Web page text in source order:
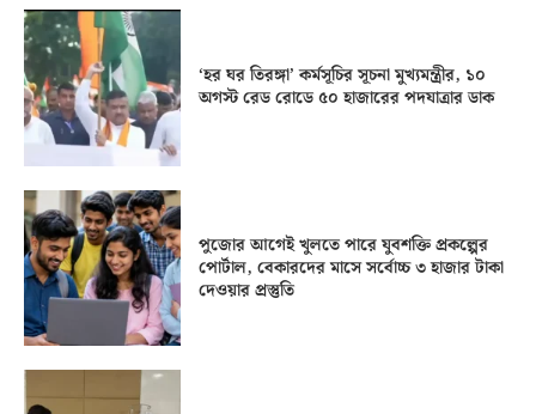
‘হর ঘর তিরঙ্গা’ কর্মসূচির সূচনা মুখ্যমন্ত্রীর, ১০
অগস্ট রেড রোডে ৫০ হাজারের পদযাত্রার ডাক
পুজোর আগেই খুলতে পারে যুবশক্তি প্রকল্পের
পোর্টাল, বেকারদের মাসে সর্বোচ্চ ৩ হাজার টাকা
দেওয়ার প্রস্তুতি